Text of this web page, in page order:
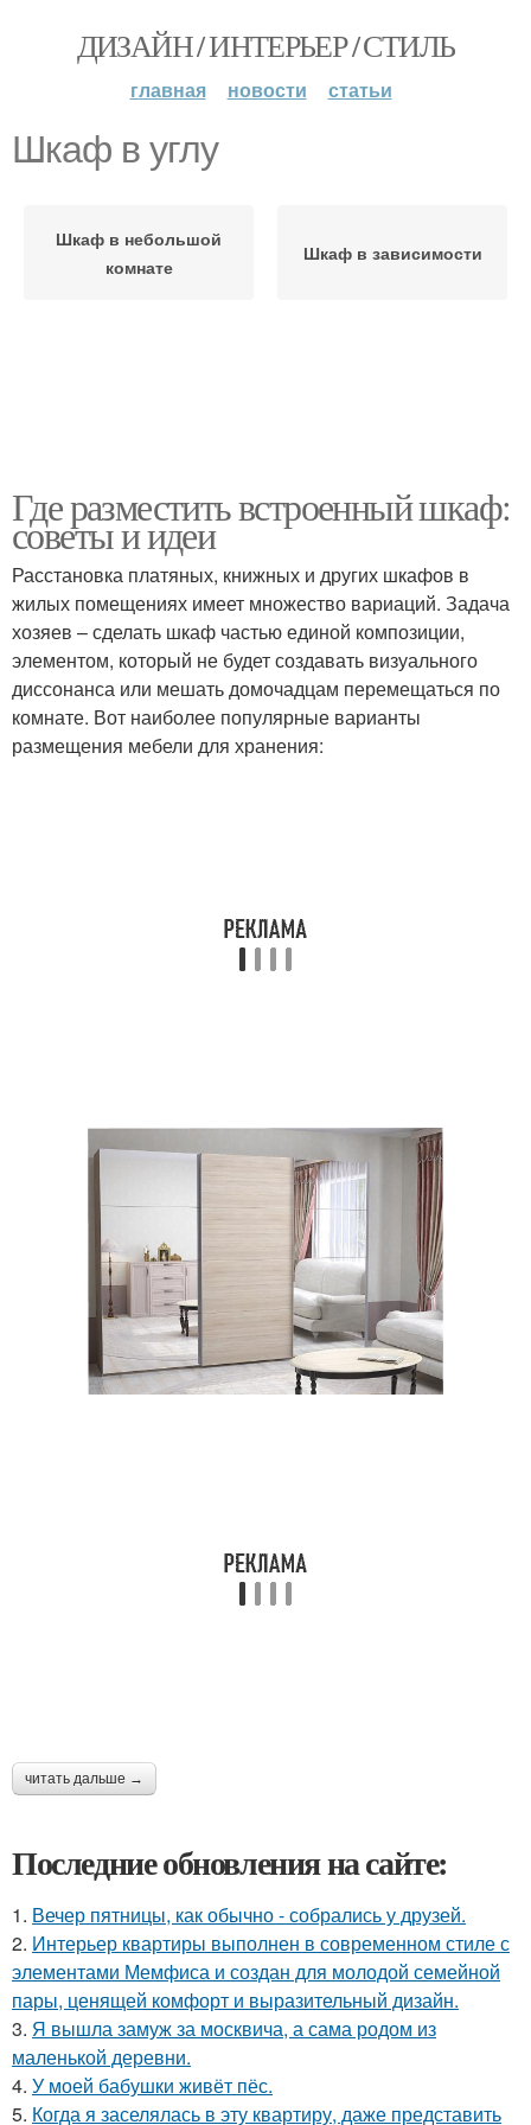
ДИЗАЙН / ИНТЕРЬЕР / СТИЛЬ
главная новости статьи
Шкаф в углу
Шкаф в небольшой
комнате
Шкаф в зависимости
Где разместить встроенный шкаф:
советы и идеи
Расстановка платяных, книжных и других шкафов в
жилых помещениях имеет множество вариаций. Задача
хозяев – сделать шкаф частью единой композиции,
элементом, который не будет создавать визуального
диссонанса или мешать домочадцам перемещаться по
комнате. Вот наиболее популярные варианты
размещения мебели для хранения:
читать дальше →
Последние обновления на сайте:
1. Вечер пятницы, как обычно - собрались у друзей.
2. Интерьер квартиры выполнен в современном стиле с
элементами Мемфиса и создан для молодой семейной
пары, ценящей комфорт и выразительный дизайн.
3. Я вышла замуж за москвича, а сама родом из
маленькой деревни.
4. У моей бабушки живёт пёс.
5. Когда я заселялась в эту квартиру, даже представить